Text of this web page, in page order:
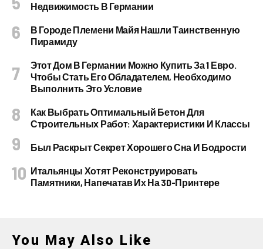
Недвижимость В Германии
В Городе Племени Майя Нашли Таинственную
Пирамиду
Этот Дом В Германии Можно Купить За 1 Евро.
Чтобы Стать Его Обладателем, Необходимо
Выполнить Это Условие
Как Выбрать Оптимальный Бетон Для
Строительных Работ: Характеристики И Классы
Был Раскрыт Секрет Хорошего Сна И Бодрости
Итальянцы Хотят Реконструировать
Памятники, Напечатав Их На 3D-Принтере
You May Also Like